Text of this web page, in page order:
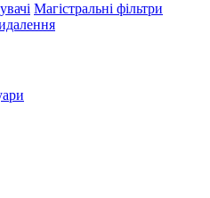
Магістральні фільтри